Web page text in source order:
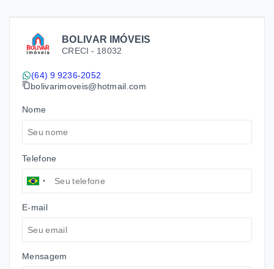
BOLIVAR IMÓVEIS
CRECI - 18032
(64) 9 9236-2052
bolivarimoveis@hotmail.com
Nome
Telefone
E-mail
Mensagem